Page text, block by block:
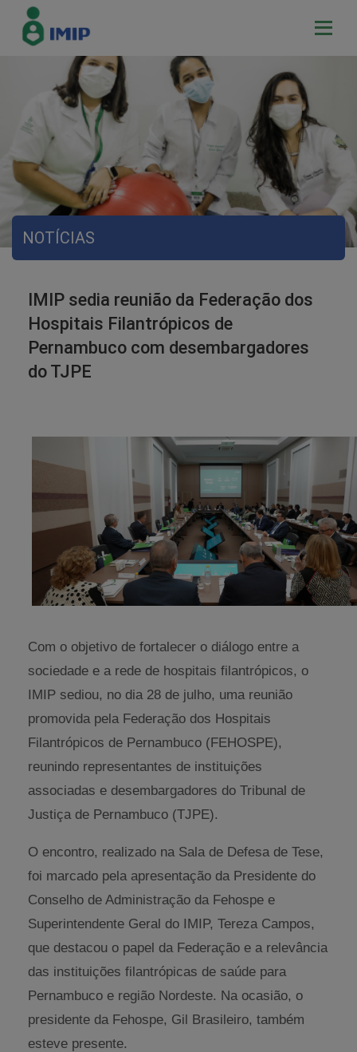
NOTÍCIAS
IMIP sedia reunião da Federação dos
Hospitais Filantrópicos de
Pernambuco com desembargadores
do TJPE
Com o objetivo de fortalecer o diálogo entre a
sociedade e a rede de hospitais filantrópicos, o
IMIP sediou, no dia 28 de julho, uma reunião
promovida pela Federação dos Hospitais
Filantrópicos de Pernambuco (FEHOSPE),
reunindo representantes de instituições
associadas e desembargadores do Tribunal de
Justiça de Pernambuco (TJPE).
O encontro, realizado na Sala de Defesa de Tese,
foi marcado pela apresentação da Presidente do
Conselho de Administração da Fehospe e
Superintendente Geral do IMIP, Tereza Campos,
que destacou o papel da Federação e a relevância
das instituições filantrópicas de saúde para
Pernambuco e região Nordeste. Na ocasião, o
presidente da Fehospe, Gil Brasileiro, também
esteve presente.